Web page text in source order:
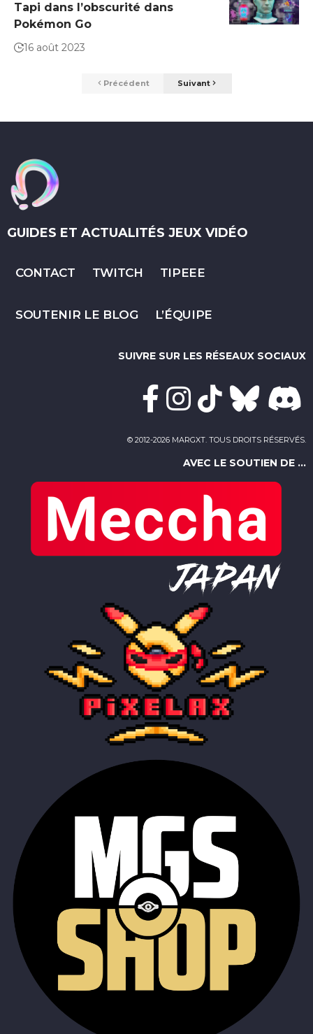
Tapi dans l’obscurité dans
Pokémon Go
16 août 2023
Précédent Suivant
GUIDES ET ACTUALITÉS JEUX VIDÉO
CONTACT TWITCH TIPEEE
SOUTENIR LE BLOG L’ÉQUIPE
SUIVRE SUR LES RÉSEAUX SOCIAUX
© 2012-2026 MARGXT. TOUS DROITS RÉSERVÉS.
AVEC LE SOUTIEN DE ...